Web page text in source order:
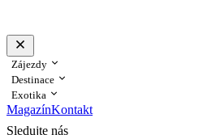
Zájezdy
Destinace
Exotika
MagazínKontakt
Sledujte nás